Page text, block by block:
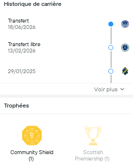
Historique de carrière
Transfert
18/06/2026
Transfert libre
13/02/2026
29/01/2025
Voir plus
Trophées
Community Shield
Scottish